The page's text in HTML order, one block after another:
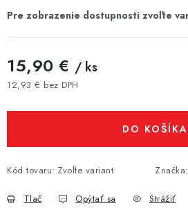
15,90 € / ks
12,93 € bez DPH
DO KOŠÍKA
Kód tovaru: Zvoľte variant Značka:
Tlač Opýtať sa Strážiť